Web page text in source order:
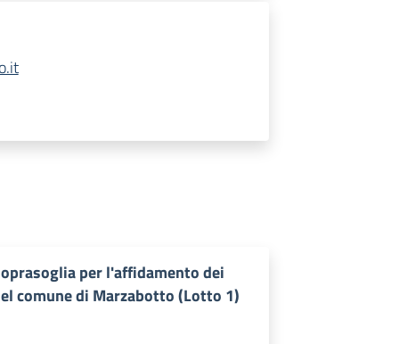
per l'affidamento dei
comune di Marzabotto (Lotto 1)